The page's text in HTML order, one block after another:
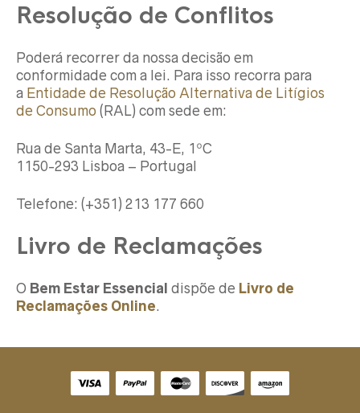
Resolução de Conflitos
Poderá recorrer da nossa decisão em
conformidade com a lei. Para isso recorra para
a Entidade de Resolução Alternativa de Litígios
de Consumo (RAL) com sede em:
Rua de Santa Marta, 43-E, 1ºC
1150-293 Lisboa – Portugal
Telefone: (+351) 213 177 660
Livro de Reclamações
O Bem Estar Essencial dispõe de Livro de
Reclamações Online.